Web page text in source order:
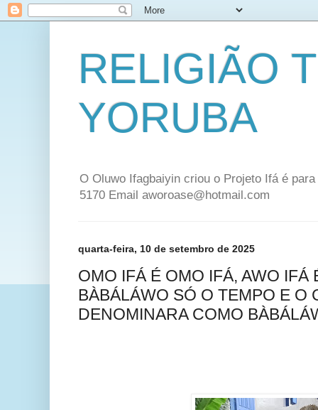
RELIGIÃO
YORUBA
O Oluwo Ifagbaiyin criou o Projeto Ifá é
5170 Email aworoase@hotmail.com
quarta-feira, 10 de setembro de 2025
OMO IFÁ É OMO IFÁ, AWO IFÁ
BÀBÁLÁWO SÓ O TEMPO E O
DENOMINARA COMO